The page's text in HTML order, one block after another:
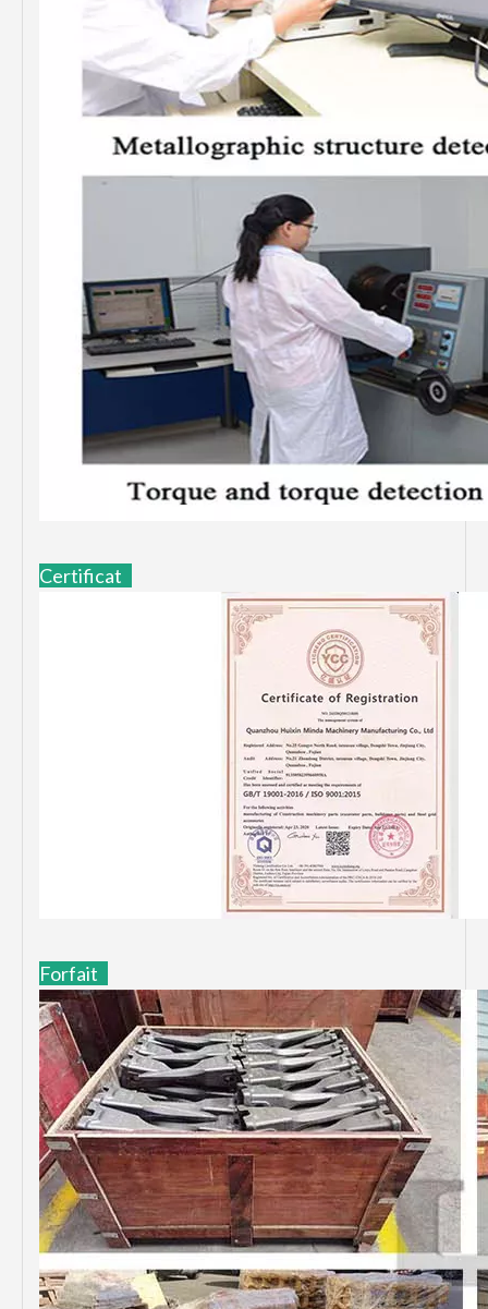
Certificat
Forfait